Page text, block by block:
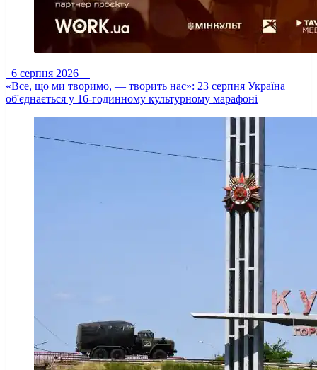
6 серпня 2026
«Все, що ми творимо, — творить нас»: 23 серпня Україна
об'єднається у 16-годинному культурному марафоні